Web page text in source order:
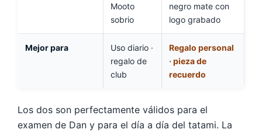
Mooto
sobrio
negro mate con
logo grabado
Mejor para
Uso diario ·
regalo de
club
Regalo personal
· pieza de
recuerdo
Los dos son perfectamente válidos para el
examen de Dan y para el día a día del tatami. La